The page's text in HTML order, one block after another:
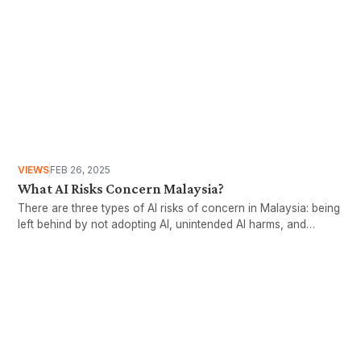
VIEWSFEB 26, 2025
What AI Risks Concern Malaysia?
There are three types of AI risks of concern in Malaysia: being
left behind by not adopting AI, unintended AI harms, and